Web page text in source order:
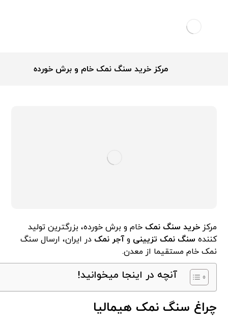
مرکز خرید سنگ نمک خام و برش خورده
مرکزخرید سنگ نمک خام و برش خورده، بزرگترین تولید
کننده سنگ نمک تزیینی وآجر نمک در ایران، ارسال سنگ
نمک خام مستقیما از معدن.
آنچه در اینجا میخوانید!
چراغ سنگ نمک هیمالیا